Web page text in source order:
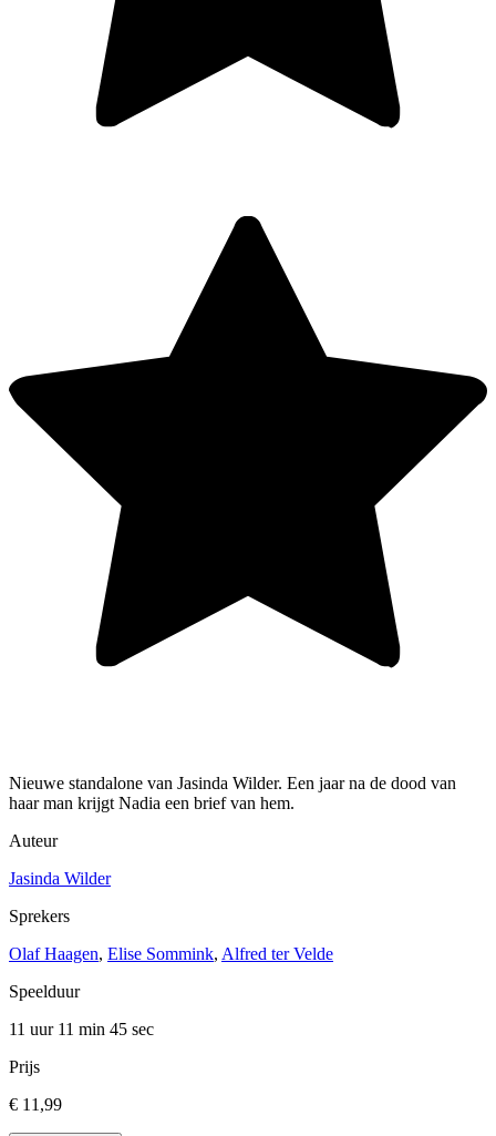
Nieuwe standalone van Jasinda Wilder. Een jaar na de dood van
haar man krijgt Nadia een brief van hem.
Auteur
Jasinda Wilder
Sprekers
Olaf Haagen, Elise Sommink, Alfred ter Velde
Speelduur
11 uur 11 min 45 sec
Prijs
€ 11,99